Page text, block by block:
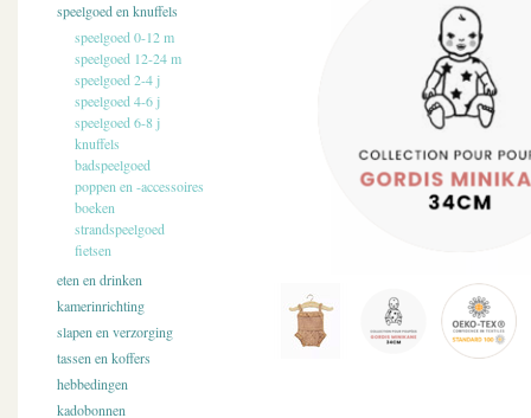
speelgoed en knuffels
speelgoed 0-12 m
speelgoed 12-24 m
speelgoed 2-4 j
speelgoed 4-6 j
speelgoed 6-8 j
knuffels
badspeelgoed
poppen en -accessoires
boeken
strandspeelgoed
fietsen
eten en drinken
kamerinrichting
slapen en verzorging
tassen en koffers
hebbedingen
kadobonnen